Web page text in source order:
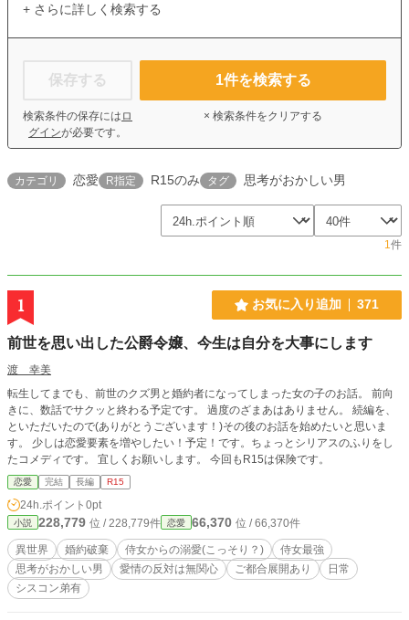
+ さらに詳しく検索する
保存する
検索条件の保存には ロ
グインが必要です。
1件を検索する
× 検索条件をクリアする
カテゴリ 恋愛 R指定 R15のみ タグ 思考がおかしい男
1件
1 お気に入り追加 371
前世を思い出した公爵令嬢、今生は自分を大事にします
渡 幸美
転生してまでも、前世のクズ男と婚約者になってしまった女の子のお話。 前向
きに、数話でサクッと終わる予定です。 過度のざまあはありません。 続編を、
といただいたので(ありがとうございます！)その後のお話を始めたいと思いま
す。 少しは恋愛要素を増やしたい！予定！です。ちょっとシリアスのふりをし
たコメディです。 宜しくお願いします。 今回もR15は保険です。
恋愛 完結 長編 R15
24h.ポイント 0pt
小説 228,779 位 / 228,779件 恋愛 66,370 位 / 66,370件
異世界 婚約破棄 侍女からの溺愛(こっそり？)
侍女最強
思考がおかしい男
愛情の反対は無関心 ご都合展開あり
日常
シスコン弟有